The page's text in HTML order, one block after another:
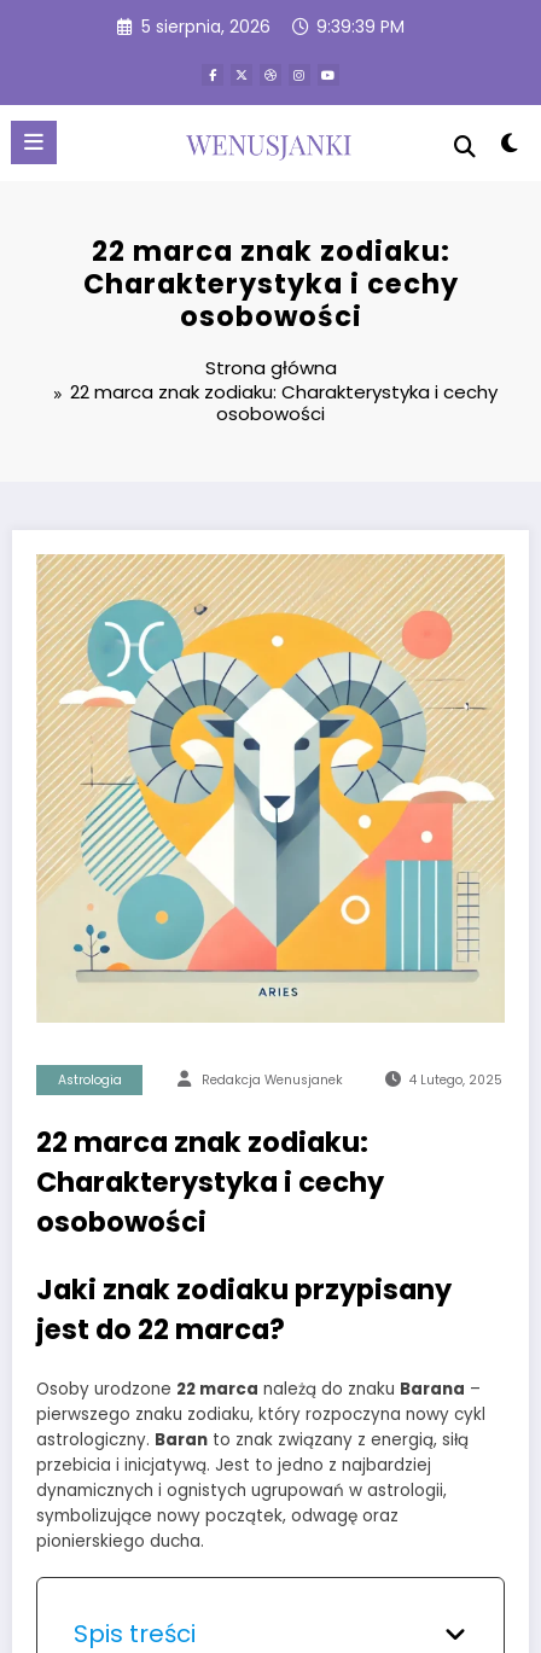
5 sierpnia, 2026 9:39:40 PM
22 marca znak zodiaku:
Charakterystyka i cechy
osobowości
Strona główna
22 marca znak zodiaku: Charakterystyka i cechy
osobowości
Astrologia Redakcja Wenusjanek 4 Lutego, 2025
22 marca znak zodiaku:
Charakterystyka i cechy
osobowości
Jaki znak zodiaku przypisany
jest do 22 marca?
Osoby urodzone 22 marca należą do znaku Barana –
pierwszego znaku zodiaku, który rozpoczyna nowy cykl
astrologiczny. Baran to znak związany z energią, siłą
przebicia i inicjatywą. Jest to jedno z najbardziej
dynamicznych i ognistych ugrupowań w astrologii,
symbolizujące nowy początek, odwagę oraz
pionierskiego ducha.
Spis treści